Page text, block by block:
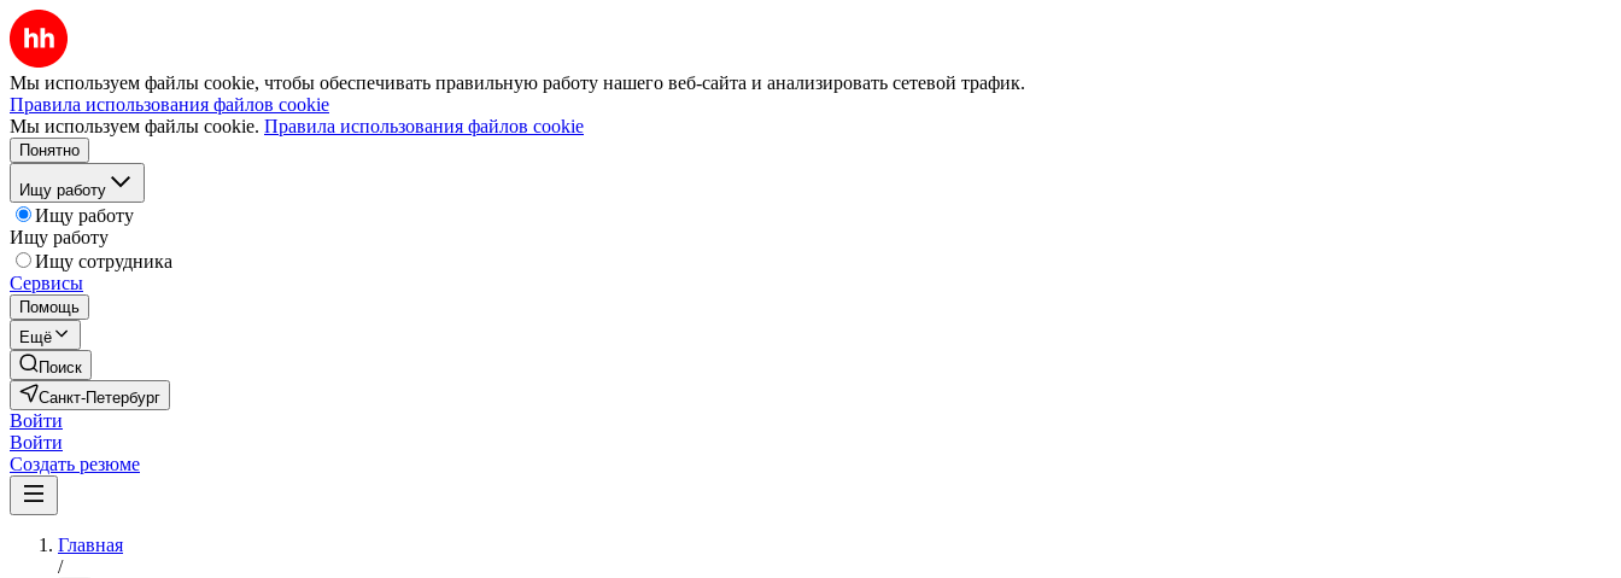
Мы используем файлы cookie, чтобы обеспечивать правильную работу нашего веб-сайта и анализировать сетевой трафик.
Правила использования файлов cookie
Мы используем файлы cookie. Правила использования файлов cookie
Понятно
Ищу работу
Ищу работу
Ищу работу
Ищу сотрудника
Сервисы
Помощь
Ещё
Поиск
Санкт-Петербург
Войти
Войти
Создать резюме
Главная
/